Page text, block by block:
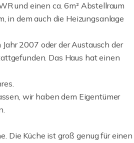
und einen ca. 6m² Abstellraum
in dem auch die Heizungsanlage
2007 oder der Austausch der
Das Haus hat einen
wir haben dem Eigentümer
Die Küche ist groß genug für einen